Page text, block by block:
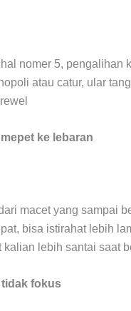
nomer 5, pengalihan
atau catur, ular
ke lebaran
macet yang sampai
bisa istirahat lebih
kalian lebih santai saat
tidak fokus